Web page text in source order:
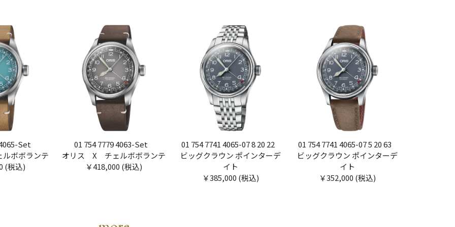
Set
ボボランテ
(税込)
01 754 7779 4063-Set
オリス X チェルボボランテ
￥418,000 (税込)
01 754 7741 4065-07 8 20 22
ビッグクラウン ポインターデ
イト
￥385,000 (税込)
01 754 7741 4065-07 5 20 63
ビッグクラウン ポインターデ
イト
￥352,000 (税込)